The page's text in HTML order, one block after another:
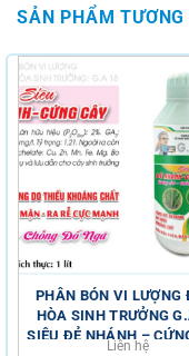
SẢN PHẨM
PHÂN BÓN VI LƯỢNG
HÒA SINH TRƯỞNG
SIÊU ĐẺ NHÁNH –
Liên hệ